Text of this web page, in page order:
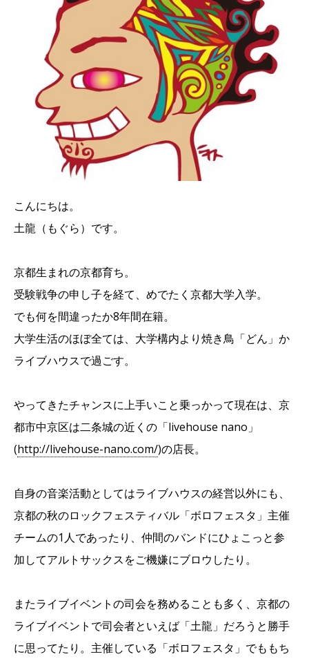
こんにちは。
土龍（もぐら）です。
京都生まれの京都育ち。
受験戦争の申し子を経て、めでたく京都大学入学。
でも何を間違ったか8年間在籍。
大学生活のほぼ全ては、大学構内より焼き鳥「どん」か
ライブハウスで過ごす。
やってきたチャンスに上手いこと乗っかって現在は、京
都市中京区は二条城の近くの「livehouse nano」
(http://livehouse-nano.com/)の店長。
自身の音楽活動としてはライブハウスの経営以外にも、
京都の秋のロックフェスティバル「ボロフェスタ」主催
チームの1人であったり、仲間のバンドにひょこっと参
加してアルトサックスをご機嫌にブロウしたり。
またライブイベントの司会を務めることも多く、京都の
ライブイベントで司会者といえば「土龍」だろうと勝手
に思ってたり。主催している「ボロフェスタ」でももち